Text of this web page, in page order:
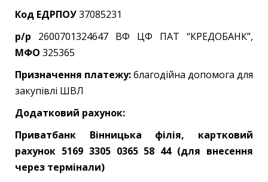
Код ЕДРПОУ37085231
р/р 2600701324647 ВФ ЦФ ПАТ “КРЕДОБАНК”,
МФО 325365
Призначення платежу:благодійна допомога для
закупівлі ШВЛ
Додатковий рахунок:
Приватбанк Вінницька філія, картковий
рахунок 5169 3305 0365 58 44 (для внесення
через термінали)